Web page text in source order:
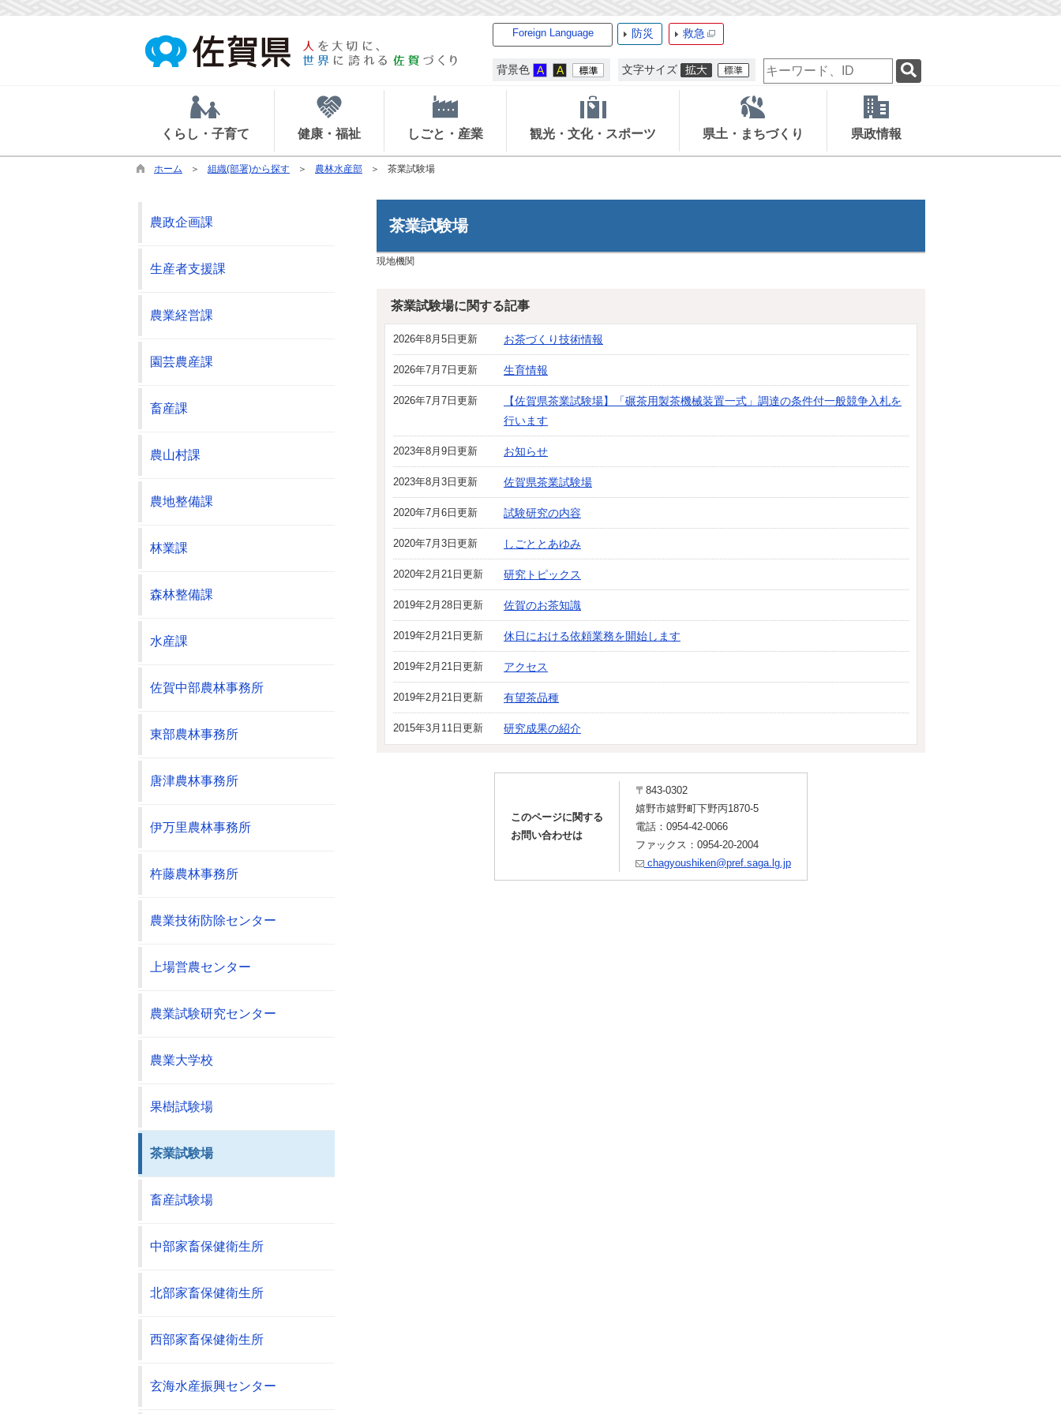
Foreign Language 防災 救急
背景色 文字サイズ
検
索
ー
ー
ド
くらし・子育て 健康・福祉 しごと・産業 観光・文化・スポーツ 県土・まちづくり 県政情報
ホーム 組織(部署)から探す 農林水産部 茶業試験場
茶業試験場
現地機関
茶業試験場に関する記事
2026年8月5日更新 お茶づくり技術情報
2026年7月7日更新 生育情報
2026年7月7日更新
【佐賀県茶業試験場】「碾茶用製茶機械装置一式」調達の条件付一般競争入札を
行います
2023年8月9日更新 お知らせ
2023年8月3日更新 佐賀県茶業試験場
2020年7月6日更新 試験研究の内容
2020年7月3日更新 しごととあゆみ
2020年2月21日更新 研究トピックス
2019年2月28日更新 佐賀のお茶知識
2019年2月21日更新 休日における依頼業務を開始します
2019年2月21日更新 アクセス
2019年2月21日更新 有望茶品種
2015年3月11日更新 研究成果の紹介
このページに関する
お問い合わせは
〒843-0302
嬉野市嬉野町下野丙1870-5
電話：0954-42-0066
ファックス：0954-20-2004
chagyoushiken@pref.saga.lg.jp
農政企画課
生産者支援課
農業経営課
園芸農産課
畜産課
農山村課
農地整備課
林業課
森林整備課
水産課
佐賀中部農林事務所
東部農林事務所
唐津農林事務所
伊万里農林事務所
杵藤農林事務所
農業技術防除センター
上場営農センター
農業試験研究センター
農業大学校
果樹試験場
茶業試験場
畜産試験場
中部家畜保健衛生所
北部家畜保健衛生所
西部家畜保健衛生所
玄海水産振興センター